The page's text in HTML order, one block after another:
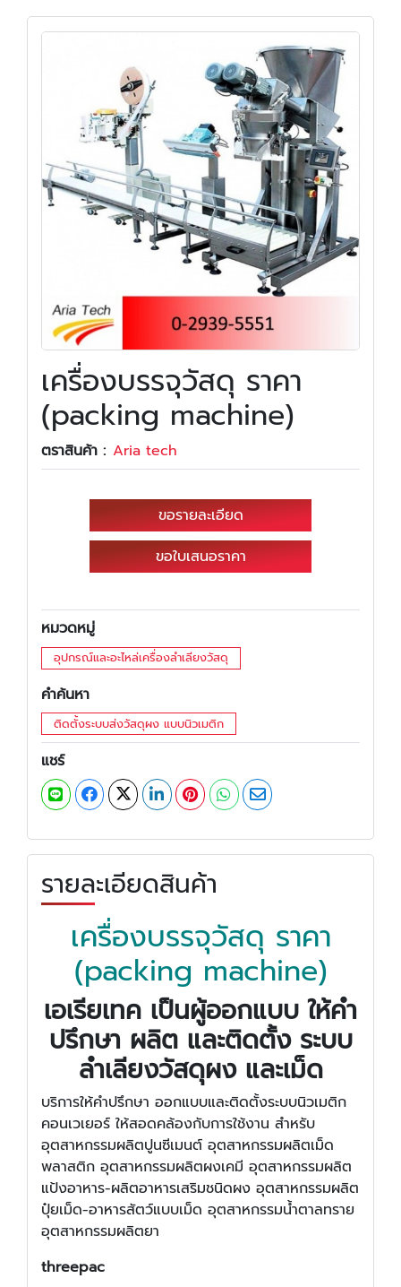
เครื่องบรรจุวัสดุ ราคา
(packing machine)
ตราสินค้า : Aria tech
ขอรายละเอียด
ขอใบเสนอราคา
หมวดหมู่
อุปกรณ์และอะไหล่เครื่องลำเลียงวัสดุ
คำค้นหา
ติดตั้งระบบส่งวัสดุผง แบบนิวเมติก
แชร์
รายละเอียดสินค้า
เครื่องบรรจุวัสดุ ราคา
(packing machine)
เอเรียเทค เป็นผู้ออกแบบ ให้คำ
ปรึกษา ผลิต และติดตั้ง ระบบ
ลำเลียงวัสดุผง และเม็ด
บริการให้คำปรึกษา ออกแบบและติดตั้งระบบนิวเมติก
คอนเวเยอร์ ให้สอดคล้องกับการใช้งาน สำหรับ
อุตสาหกรรมผลิตปูนซีเมนต์ อุตสาหกรรมผลิตเม็ด
พลาสติก อุตสาหกรรมผลิตผงเคมี อุตสาหกรรมผลิต
แป้งอาหาร-ผลิตอาหารเสริมชนิดผง อุตสาหกรรมผลิต
ปุ๋ยเม็ด-อาหารสัตว์แบบเม็ด อุตสาหกรรมน้ำตาลทราย
อุตสาหกรรมผลิตยา
threepac